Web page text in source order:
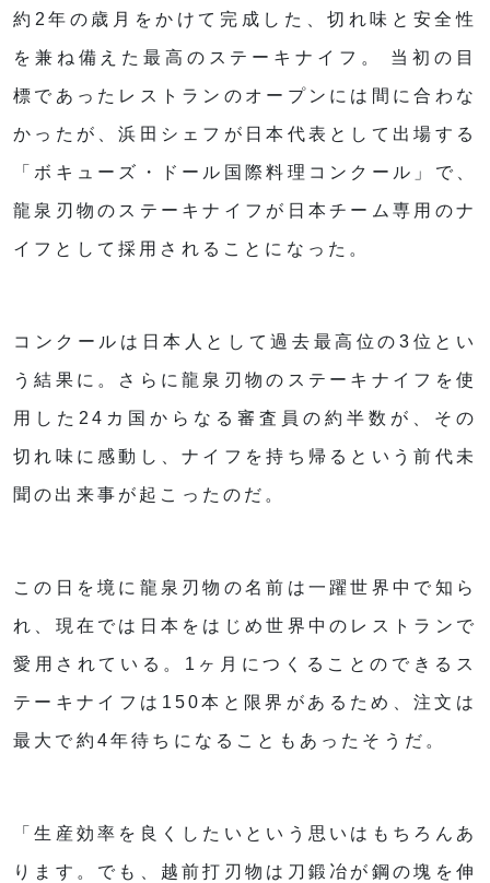
約2年の歳月をかけて完成した、切れ味と安全性
を兼ね備えた最高のステーキナイフ。 当初の目
標であったレストランのオープンには間に合わな
かったが、浜田シェフが日本代表として出場する
「ボキューズ・ドール国際料理コンクール」で、
龍泉刃物のステーキナイフが日本チーム専用のナ
イフとして採用されることになった。
コンクールは日本人として過去最高位の3位とい
う結果に。さらに龍泉刃物のステーキナイフを使
用した24カ国からなる審査員の約半数が、その
切れ味に感動し、ナイフを持ち帰るという前代未
聞の出来事が起こったのだ。
この日を境に龍泉刃物の名前は一躍世界中で知ら
れ、現在では日本をはじめ世界中のレストランで
愛用されている。1ヶ月につくることのできるス
テーキナイフは150本と限界があるため、注文は
最大で約4年待ちになることもあったそうだ。
「生産効率を良くしたいという思いはもちろんあ
ります。でも、越前打刃物は刀鍛冶が鋼の塊を伸